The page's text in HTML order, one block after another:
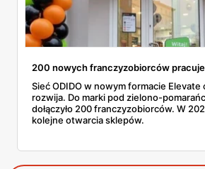
200 nowych franczyzobiorców pracuje
Sieć ODIDO w nowym formacie Elevate
rozwija. Do marki pod zielono-
dołączyło 200 franczyzobiorców. W
kolejne otwarcia sklepów.